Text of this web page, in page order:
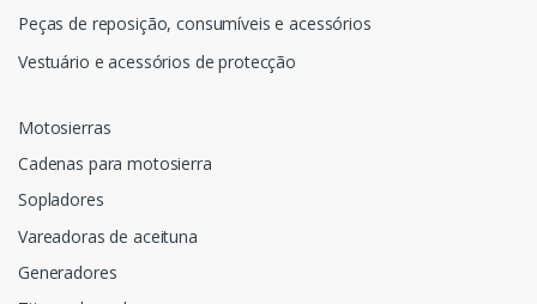
Peças de reposição, consumíveis e acessórios
Vestuário e acessórios de protecção
Motosierras
Cadenas para motosierra
Sopladores
Vareadoras de aceituna
Generadores